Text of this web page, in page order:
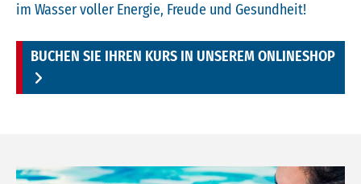
im Wasser voller Energie, Freude und Gesundheit!
BUCHEN SIE IHREN KURS IN UNSEREM ONLINESHOP